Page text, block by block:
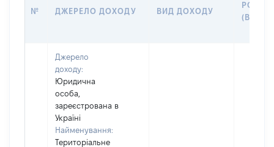
№ ДЖЕРЕЛО ДОХОДУ ВИД ДОХОДУ
Джерело
доходу:
Юридична
особа,
зареєстрована в
Україні
Найменування:
Територіальне